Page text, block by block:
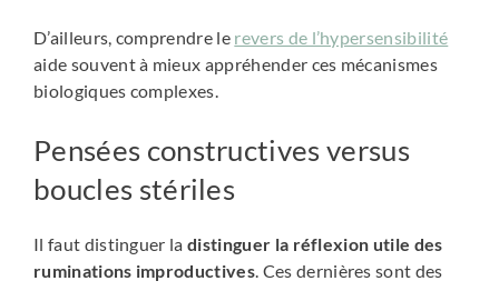
D’ailleurs, comprendre le revers de l’hypersensibilité
aide souvent à mieux appréhender ces mécanismes
biologiques complexes.
Pensées constructives versus
boucles stériles
Il faut distinguer ladistinguer la réflexion utile des
ruminations improductives. Ces dernières sont des